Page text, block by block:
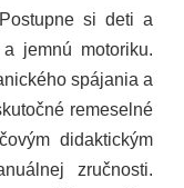
si deti a
jemnú motoriku.
spájania a
remeselné
didaktickým
zručnosti.